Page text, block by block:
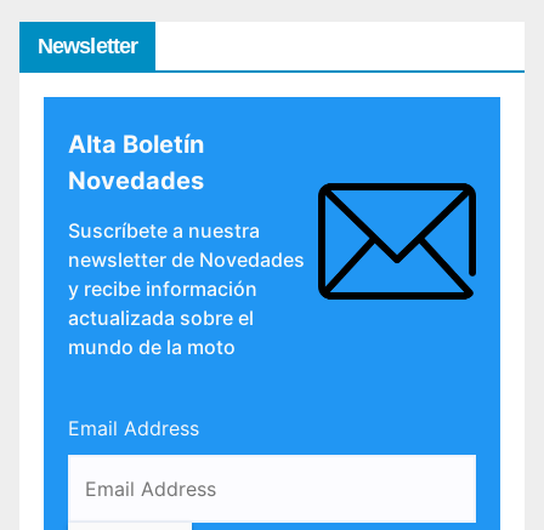
Newsletter
Alta Boletín
Novedades
Suscríbete a nuestra
newsletter de Novedades
y recibe información
actualizada sobre el
mundo de la moto
Email Address